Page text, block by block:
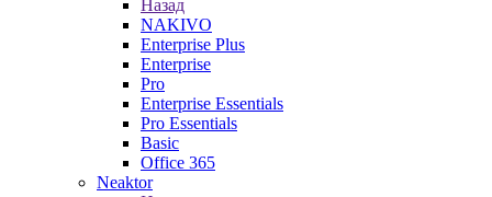
Назад
NAKIVO
Enterprise Plus
Enterprise
Pro
Enterprise Essentials
Pro Essentials
Basic
Office 365
Neaktor